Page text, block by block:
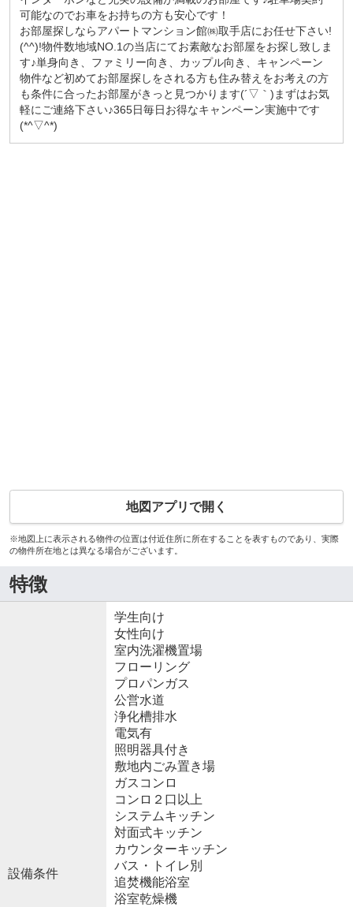
可能なのでお車をお持ちの方も安心です！
お部屋探しならアパートマンション館㈱取手店にお任せ下さい!
(^^)!物件数地域NO.1の当店にてお素敵なお部屋をお探し致しま
す♪単身向き、ファミリー向き、カップル向き、キャンペーン
物件など初めてお部屋探しをされる方も住み替えをお考えの方
も条件に合ったお部屋がきっと見つかります(´▽｀)まずはお気
軽にご連絡下さい♪365日毎日お得なキャンペーン実施中です
(*^▽^*)
地図アプリで開く
※地図上に表示される物件の位置は付近住所に所在することを表すものであり、実際
の物件所在地とは異なる場合がございます。
特徴
設備条件
学生向け
女性向け
室内洗濯機置場
フローリング
プロパンガス
公営水道
浄化槽排水
電気有
照明器具付き
敷地内ごみ置き場
ガスコンロ
コンロ２口以上
システムキッチン
対面式キッチン
カウンターキッチン
バス・トイレ別
追焚機能浴室
浴室乾燥機